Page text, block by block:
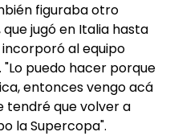
figuraba otro
que jugó en Italia hasta
al equipo
puedo hacer porque
entonces vengo acá
tendré que volver a
la Supercopa".